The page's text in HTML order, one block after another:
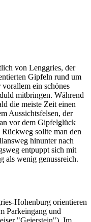
von Lenggries, der
Gipfeln rund um
vorallem ein schönes
mitbringen. Während
die meiste Zeit einen
Aussichtsfelsen, der
vor dem Gipfelglück
sollte man den
hinunter nach
entpuppt sich mit
als wenig genussreich.
Hohenburg orientieren
Parkeingang und